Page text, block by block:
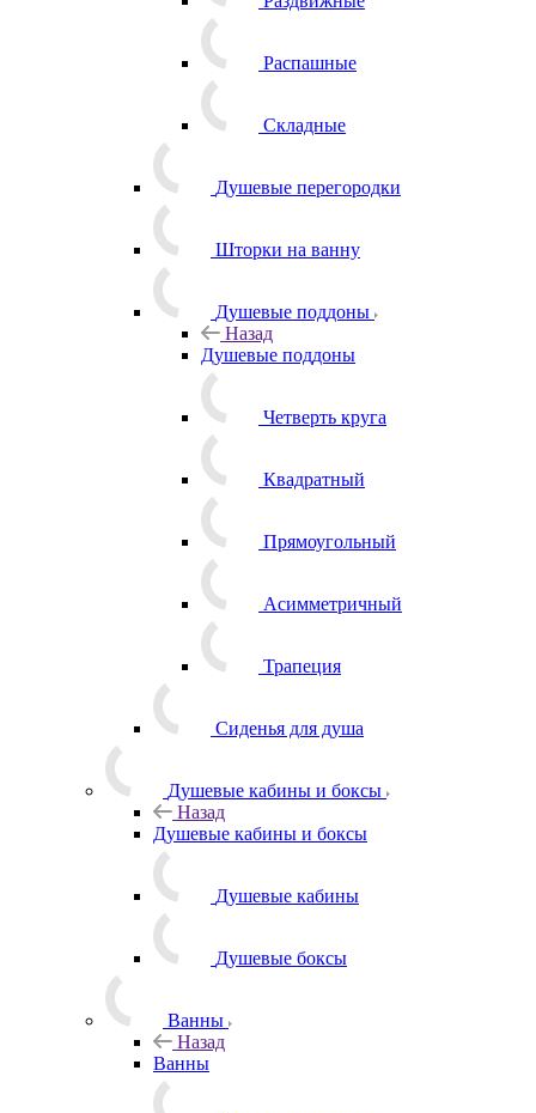
Распашные
Складные
Душевые перегородки
Шторки на ванну
Душевые поддоны
Назад
Душевые поддоны
Четверть круга
Квадратный
Прямоугольный
Асимметричный
Трапеция
Сиденья для душа
Душевые кабины и боксы
Назад
Душевые кабины и боксы
Душевые кабины
Душевые боксы
Ванны
Назад
Ванны